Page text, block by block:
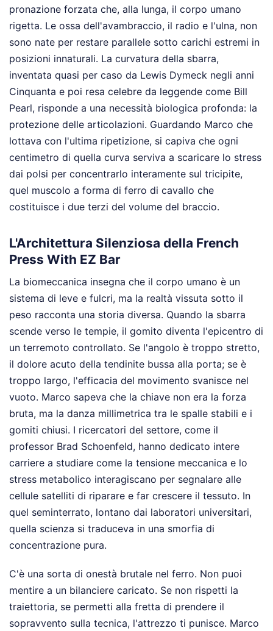
pronazione forzata che, alla lunga, il corpo umano
rigetta. Le ossa dell'avambraccio, il radio e l'ulna, non
sono nate per restare parallele sotto carichi estremi in
posizioni innaturali. La curvatura della sbarra,
inventata quasi per caso da Lewis Dymeck negli anni
Cinquanta e poi resa celebre da leggende come Bill
Pearl, risponde a una necessità biologica profonda: la
protezione delle articolazioni. Guardando Marco che
lottava con l'ultima ripetizione, si capiva che ogni
centimetro di quella curva serviva a scaricare lo stress
dai polsi per concentrarlo interamente sul tricipite,
quel muscolo a forma di ferro di cavallo che
costituisce i due terzi del volume del braccio.
L'Architettura Silenziosa della French
Press With EZ Bar
La biomeccanica insegna che il corpo umano è un
sistema di leve e fulcri, ma la realtà vissuta sotto il
peso racconta una storia diversa. Quando la sbarra
scende verso le tempie, il gomito diventa l'epicentro di
un terremoto controllato. Se l'angolo è troppo stretto,
il dolore acuto della tendinite bussa alla porta; se è
troppo largo, l'efficacia del movimento svanisce nel
vuoto. Marco sapeva che la chiave non era la forza
bruta, ma la danza millimetrica tra le spalle stabili e i
gomiti chiusi. I ricercatori del settore, come il
professor Brad Schoenfeld, hanno dedicato intere
carriere a studiare come la tensione meccanica e lo
stress metabolico interagiscano per segnalare alle
cellule satelliti di riparare e far crescere il tessuto. In
quel seminterrato, lontano dai laboratori universitari,
quella scienza si traduceva in una smorfia di
concentrazione pura.
C'è una sorta di onestà brutale nel ferro. Non puoi
mentire a un bilanciere caricato. Se non rispetti la
traiettoria, se permetti alla fretta di prendere il
sopravvento sulla tecnica, l'attrezzo ti punisce. Marco